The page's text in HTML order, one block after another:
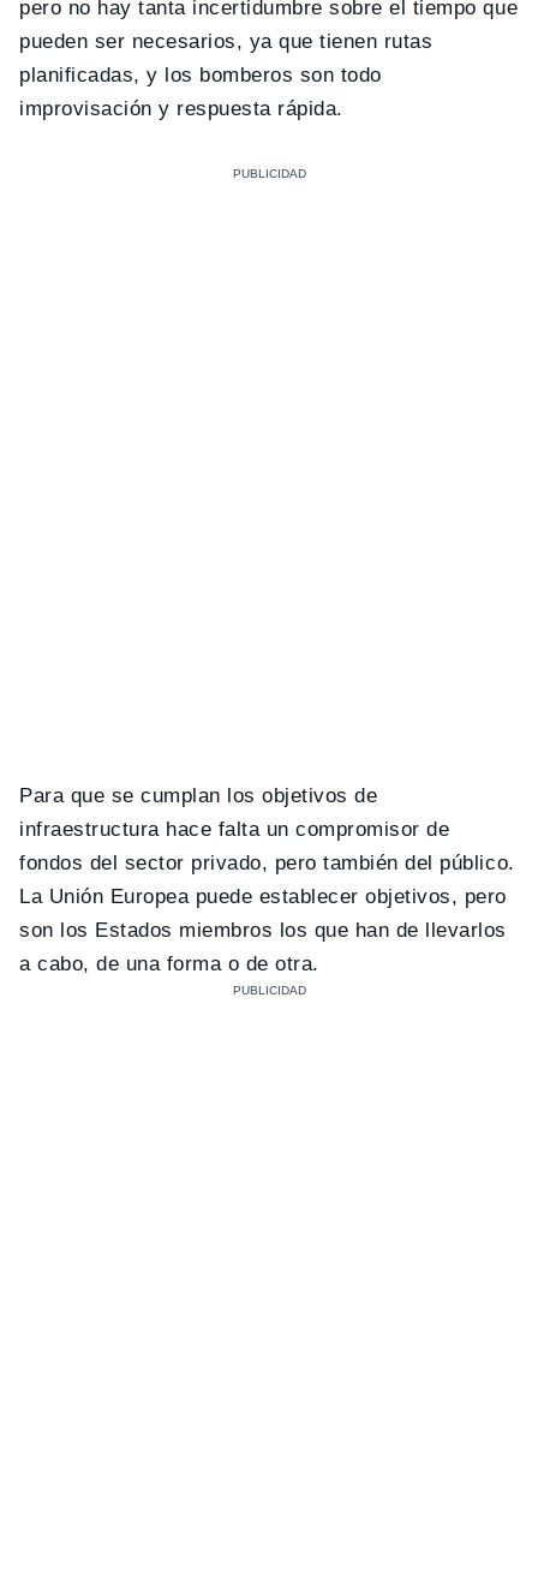
pero no hay tanta incertidumbre sobre el tiempo que
pueden ser necesarios, ya que tienen rutas
planificadas, y los bomberos son todo
improvisación y respuesta rápida.
Para que se cumplan los objetivos de
infraestructura hace falta un compromisor de
fondos del sector privado, pero también del público.
La Unión Europea puede establecer objetivos, pero
son los Estados miembros los que han de llevarlos
a cabo, de una forma o de otra.